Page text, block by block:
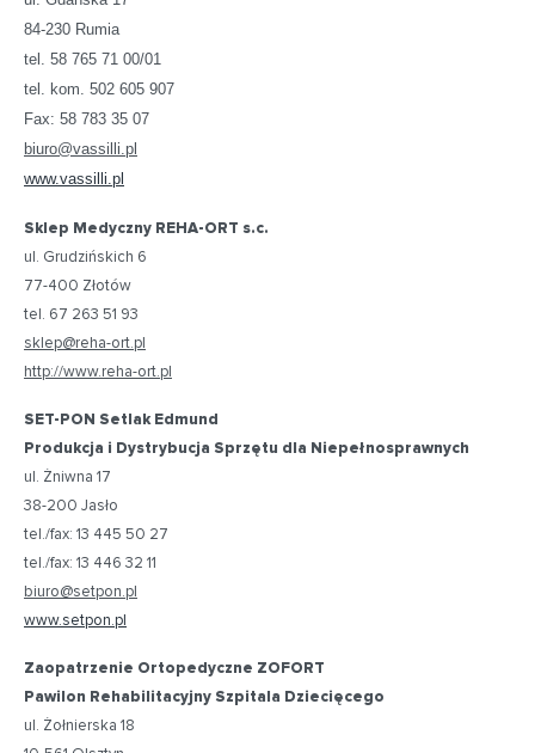
84-230 Rumia
tel. 58 765 71 00/01
tel. kom. 502 605 907
Fax: 58 783 35 07
biuro@vassilli.pl
www.vassilli.pl
Sklep Medyczny REHA-ORT s.c.
ul. Grudzińskich 6
77-400 Złotów
tel. 67 263 51 93
sklep@reha-ort.pl
http://www.reha-ort.pl
SET-PON Setlak Edmund
Produkcja i Dystrybucja Sprzętu dla Niepełnosprawnych
ul. Żniwna 17
38-200 Jasło
tel./fax: 13 445 50 27
tel./fax: 13 446 32 11
biuro@setpon.pl
www.setpon.pl
Zaopatrzenie Ortopedyczne ZOFORT
Pawilon Rehabilitacyjny Szpitala Dziecięcego
ul. Żołnierska 18